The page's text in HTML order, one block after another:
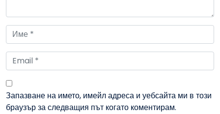
Запазване на името, имейл адреса и уебсайта ми в този
браузър за следващия път когато коментирам.